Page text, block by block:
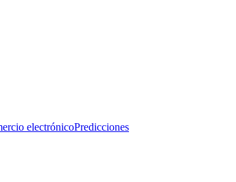
electrónicoPredicciones